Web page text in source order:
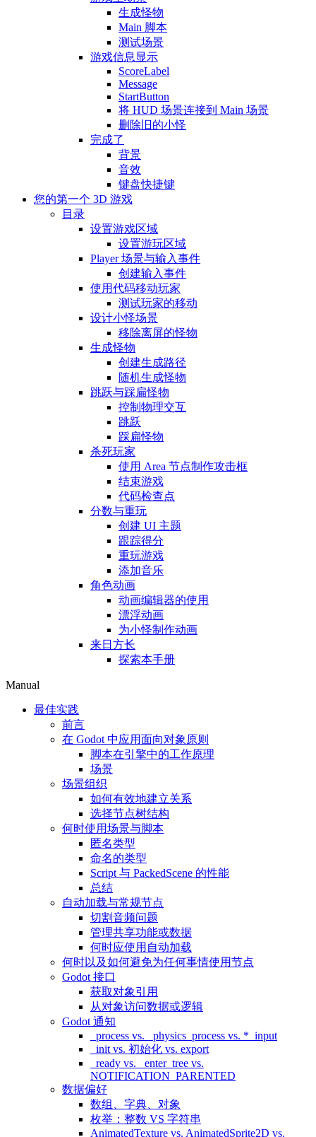
生成怪物
Main 脚本
测试场景
游戏信息显示
ScoreLabel
Message
StartButton
将 HUD 场景连接到 Main 场景
删除旧的小怪
完成了
背景
音效
键盘快捷键
您的第一个 3D 游戏
目录
设置游戏区域
设置游玩区域
Player 场景与输入事件
创建输入事件
使用代码移动玩家
测试玩家的移动
设计小怪场景
移除离屏的怪物
生成怪物
创建生成路径
随机生成怪物
跳跃与踩扁怪物
控制物理交互
跳跃
踩扁怪物
杀死玩家
使用 Area 节点制作攻击框
结束游戏
代码检查点
分数与重玩
创建 UI 主题
跟踪得分
重玩游戏
添加音乐
角色动画
动画编辑器的使用
漂浮动画
为小怪制作动画
来日方长
探索本手册
Manual
最佳实践
前言
在 Godot 中应用面向对象原则
脚本在引擎中的工作原理
场景
场景组织
如何有效地建立关系
选择节点树结构
何时使用场景与脚本
匿名类型
命名的类型
Script 与 PackedScene 的性能
总结
自动加载与常规节点
切割音频问题
管理共享功能或数据
何时应使用自动加载
何时以及如何避免为任何事情使用节点
Godot 接口
获取对象引用
从对象访问数据或逻辑
Godot 通知
_process vs. _physics_process vs. *_input
_init vs. 初始化 vs. export
_ready vs. _enter_tree vs.
NOTIFICATION_PARENTED
数据偏好
数组、字典、对象
枚举：整数 VS 字符串
AnimatedTexture vs. AnimatedSprite2D vs.